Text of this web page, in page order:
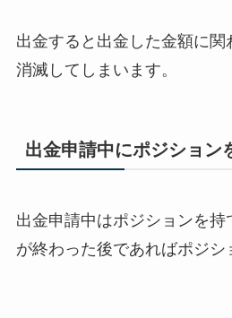
出金すると出金した金額に関
消滅してしまいます。
出金申請中にポジション
出金申請中はポジションを
が終わった後であればポジシ